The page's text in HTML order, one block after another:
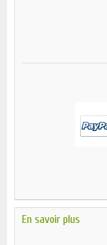
En savoir plus